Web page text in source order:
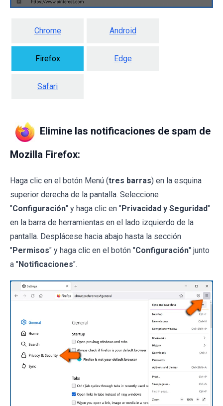
Chrome Android
Firefox Edge
Safari
Elimine las notificaciones de spam de
Mozilla Firefox:
Haga clic en el botón Menú (tres barras) en la esquina
superior derecha de la pantalla. Seleccione
"Configuración" y haga clic en "Privacidad y Seguridad"
en la barra de herramientas en el lado izquierdo de la
pantalla. Desplácese hacia abajo hasta la sección
"Permisos" y haga clic en el botón "Configuración" junto
a "Notificaciones".